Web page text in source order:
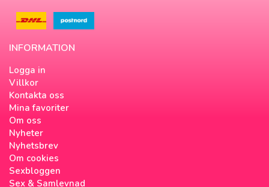
INFORMATION
Logga in
Villkor
Kontakta oss
Mina favoriter
Om oss
Nyheter
Nyhetsbrev
Om cookies
Sexbloggen
Sex & Samlevnad